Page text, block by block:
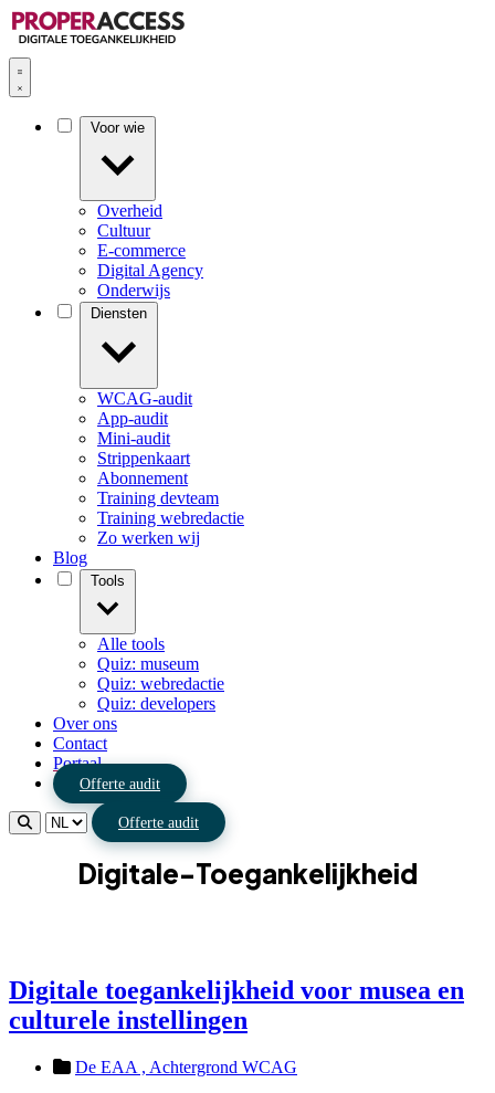
Overheid
Cultuur
E-commerce
Digital Agency
Onderwijs
WCAG-audit
App-audit
Mini-audit
Strippenkaart
Abonnement
Training devteam
Training webredactie
Zo werken wij
Blog
Alle tools
Quiz: museum
Quiz: webredactie
Quiz: developers
Over ons
Contact
Portaal
Offerte audit
Offerte audit
Digitale-Toegankelijkheid
Digitale toegankelijkheid voor musea en
culturele instellingen
De EAA , Achtergrond WCAG